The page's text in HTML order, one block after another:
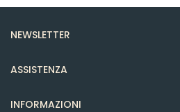
NEWSLETTER
ASSISTENZA
INFORMAZIONI